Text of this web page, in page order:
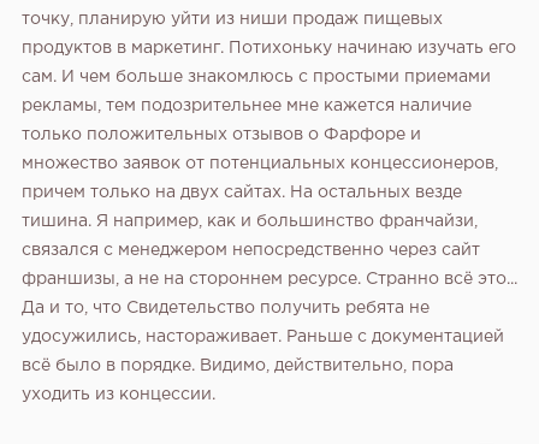
точку, планирую уйти из ниши продаж пищевых
продуктов в маркетинг. Потихоньку начинаю изучать его
сам. И чем больше знакомлюсь с простыми приемами
рекламы, тем подозрительнее мне кажется наличие
только положительных отзывов о Фарфоре и
множество заявок от потенциальных концессионеров,
причем только на двух сайтах. На остальных везде
тишина. Я например, как и большинство франчайзи,
связался с менеджером непосредственно через сайт
франшизы, а не на стороннем ресурсе. Странно всё это...
Да и то, что Свидетельство получить ребята не
удосужились, настораживает. Раньше с документацией
всё было в порядке. Видимо, действительно, пора
уходить из концессии.